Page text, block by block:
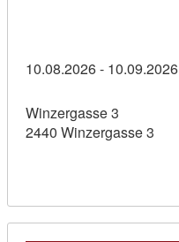
10.08.2026 - 10.09.2026
Winzergasse 3
2440 Winzergasse 3